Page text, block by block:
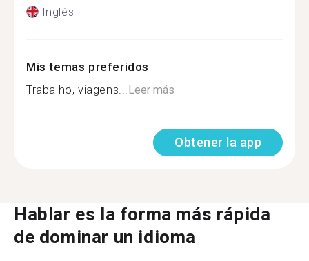
Inglés
Mis temas preferidos
Trabalho, viagens... Leer más
Obtener la app
Hablar es la forma más rápida
de dominar un idioma